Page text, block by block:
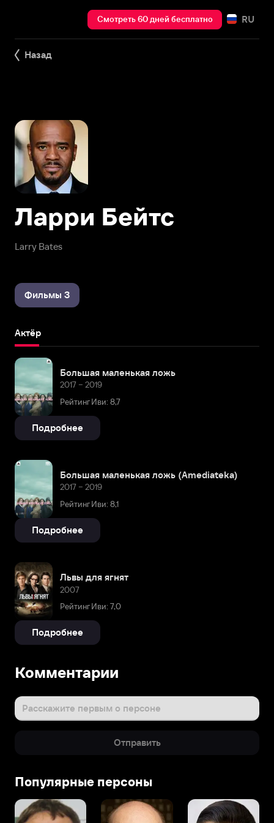
Смотреть 60 дней бесплатно RU
Назад
Larry Bates
Ларри Бейтс
Фильмы 3
Актёр
Большая маленькая ложь
2017 – 2019
Рейтинг Иви: 8,7
Подробнее
Большая маленькая ложь (Amediateka)
2017 – 2019
Рейтинг Иви: 8,1
Подробнее
Львы для ягнят
2007
Рейтинг Иви: 7,0
Подробнее
Комментарии
Расскажите первым о персоне
Отправить
Популярные персоны